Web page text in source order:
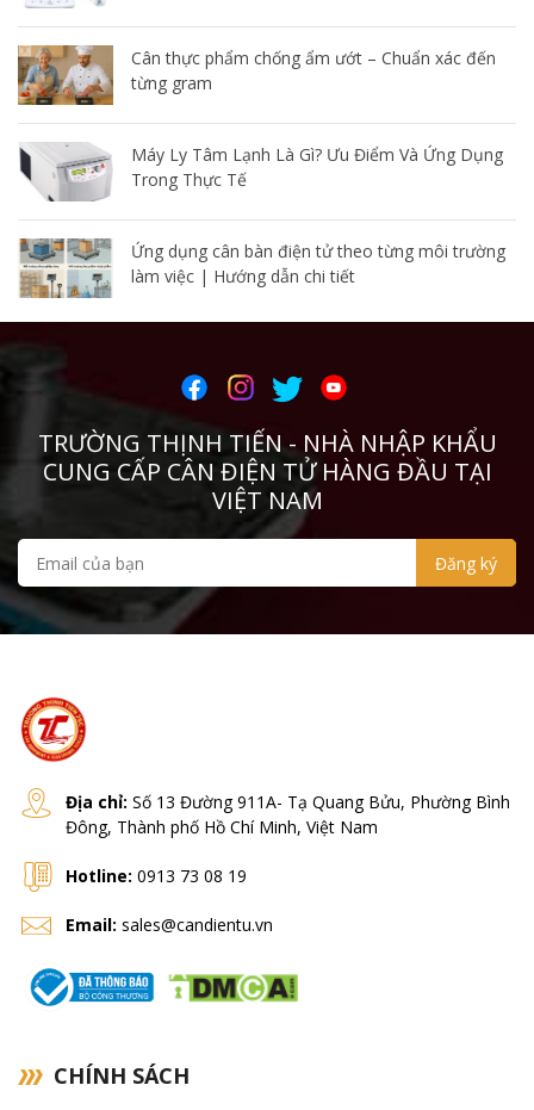
Cân thực phẩm chống ẩm ướt – Chuẩn xác đến
từng gram
Máy Ly Tâm Lạnh Là Gì? Ưu Điểm Và Ứng Dụng
Trong Thực Tế
Ứng dụng cân bàn điện tử theo từng môi trường
làm việc | Hướng dẫn chi tiết
TRƯỜNG THỊNH TIẾN - NHÀ NHẬP KHẨU
CUNG CẤP CÂN ĐIỆN TỬ HÀNG ĐẦU TẠI
VIỆT NAM
Địa chỉ: Số 13 Đường 911A- Tạ Quang Bửu, Phường Bình
Đông, Thành phố Hồ Chí Minh, Việt Nam
Hotline: 0913 73 08 19
Email: sales@candientu.vn
CHÍNH SÁCH